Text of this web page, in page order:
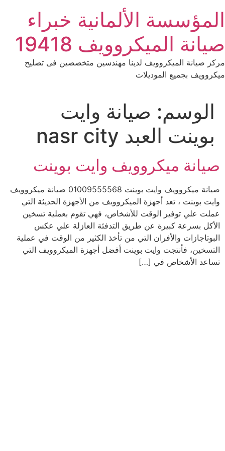
content
المؤسسة الألمانية خبراء
صيانة الميكروويف 19418
مركز صيانة الميكروويف لدينا مهندسين متخصصين فى تصليح
ميكروويف بجميع الموديلات
الوسم: صيانة وايت
بوينت العبد nasr city
صيانة ميكروويف وايت بوينت
صيانة ميكروويف وايت بوينت 01009555568 صيانة ميكروويف
وايت بوينت ، تعد أجهزة الميكروويف من الأجهزة الحديثة التي
عملت علي توفير الوقت للأشخاص، فهي تقوم بعملية تسخين
الأكل بسرعة كبيرة عن طريق التدفئة العازلة علي عكس
البوتاجازات والأفران التي من تأخذ الكثير من الوقت في عملية
التسخين، فأنتجت وايت بوينت أفضل أجهزة الميكروويف التي
تساعد الأشخاص في […]